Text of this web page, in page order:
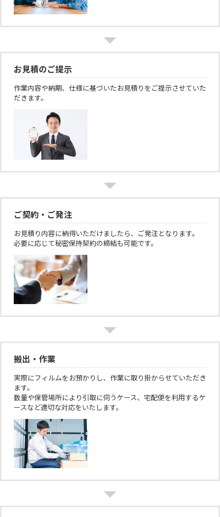
お見積のご提示
作業内容や納期、仕様に基づいたお見積りをご提示させていた
だきます。
ご契約・ご発注
お見積り内容に納得いただけましたら、ご発注となります。
必要に応じて秘密保持契約の締結も可能です。
搬出・作業
実際にフィルムをお預かりし、作業に取り掛からせていただき
ます。
数量や保管場所により引取に伺うケース、宅配便を利用するケ
ースなど適切な対応をいたします。